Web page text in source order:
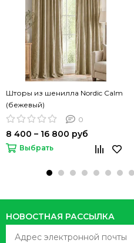
Шторы из шенилла Nordic Calm
(бежевый)
0
8 400 – 16 800 руб
Выбрать
НОВОСТНАЯ РАССЫЛКА